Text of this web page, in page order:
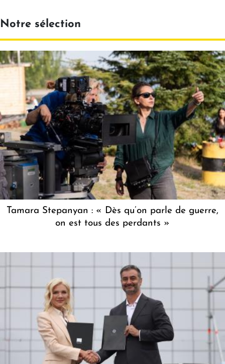
Notre sélection
Tamara Stepanyan : « Dès qu’on parle de guerre,
on est tous des perdants »